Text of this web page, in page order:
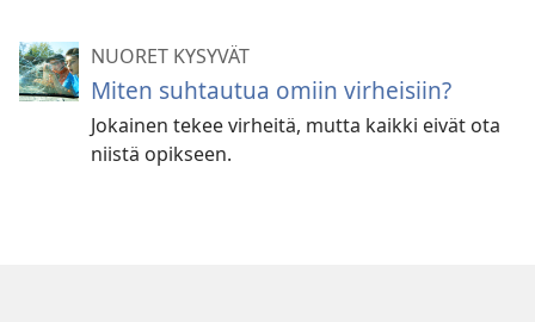
NUORET KYSYVÄT
Miten suhtautua omiin virheisiin?
Jokainen tekee virheitä, mutta kaikki eivät ota
niistä opikseen.